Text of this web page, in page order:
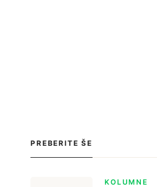
PREBERITE ŠE
KOLUMNE